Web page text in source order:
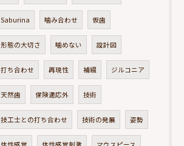
Saburina 噛み合わせ 仮歯
形態の大切さ 噛めない 設計図
打ち合わせ 再現性 補綴 ジルコニア
天然歯 保険適応外 技術
技工士との打ち合わせ 技術の発展 姿勢